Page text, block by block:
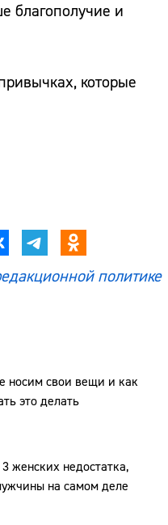
благополучие и
которые
политике
носим свои вещи и как
это делать
женских недостатка,
на самом деле